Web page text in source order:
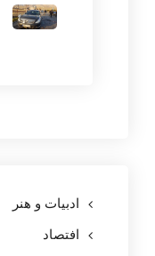
ادبیات و هنر
افتصاد